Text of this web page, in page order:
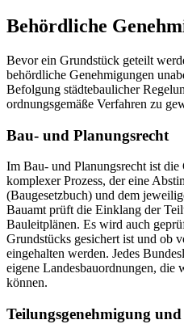
Behördliche
Bevor ein Grundstück geteilt
behördliche Genehmigungen
Befolgung städtebaulicher
ordnungsgemäße Verfahren zu
Bau- und Planungsrecht
Im Bau- und Planungsrecht ist
komplexer Prozess, der eine
(Baugesetzbuch) und dem
Bauamt prüft die Einklang der
Bauleitplänen. Es wird auch
Grundstücks gesichert ist und ob
eingehalten werden. Jedes
eigene Landesbauordnungen, die
können.
Teilungsgenehmigung